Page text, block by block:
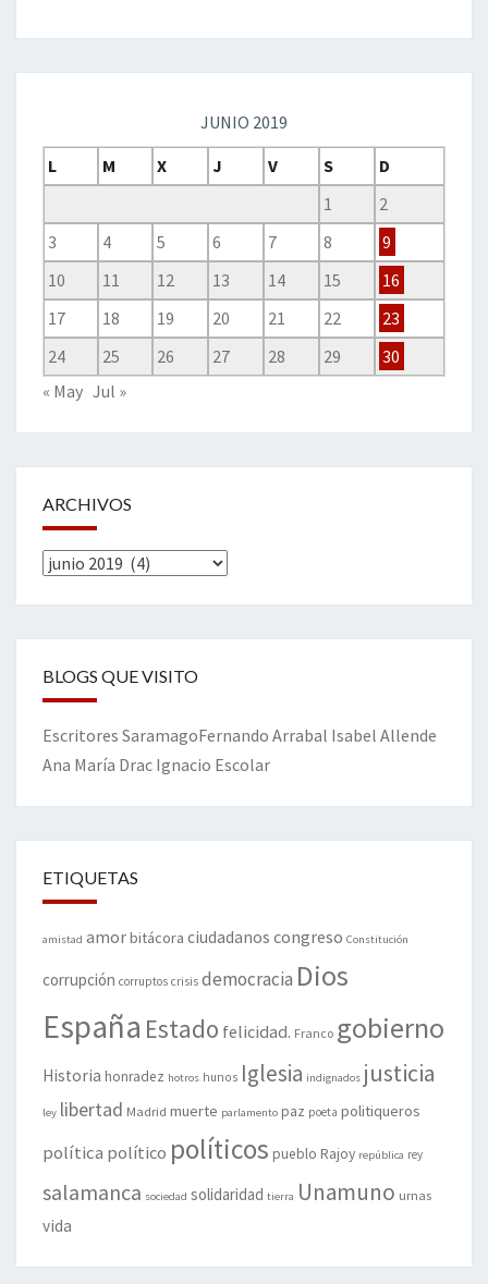
JUNIO 2019
L
M X J V S
D
1
2
3
4 5 6 7 8
9
10
11 12 13 14 15
16
17
18 19 20 21 22
23
24
25 26 27 28 29
30
« May Jul »
ARCHIVOS
Archivos
BLOGS QUE VISITO
Escritores SaramagoFernando Arrabal Isabel Allende
Ana María Drac Ignacio Escolar
ETIQUETAS
amistad amorbitácora ciudadanos congreso Constitución
corrupción corruptos crisis democracia Dios
España Estado felicidad. Franco gobierno
Historia honradez hotros hunos Iglesia indignados justicia
ley libertad Madrid muerte parlamento paz poeta politiqueros
política político políticos pueblo Rajoy república rey
salamanca sociedad solidaridad tierra Unamuno urnas
vida